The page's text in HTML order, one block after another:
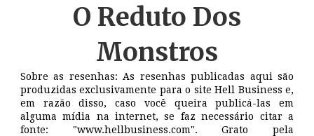
O Reduto Dos
Monstros
Sobre as resenhas: As resenhas publicadas aqui são
produzidas exclusivamente para o site Hell Business e,
em razão disso, caso você queira publicá-las em
alguma mídia na internet, se faz necessário citar a
fonte: "www.hellbusiness.com". Grato pela